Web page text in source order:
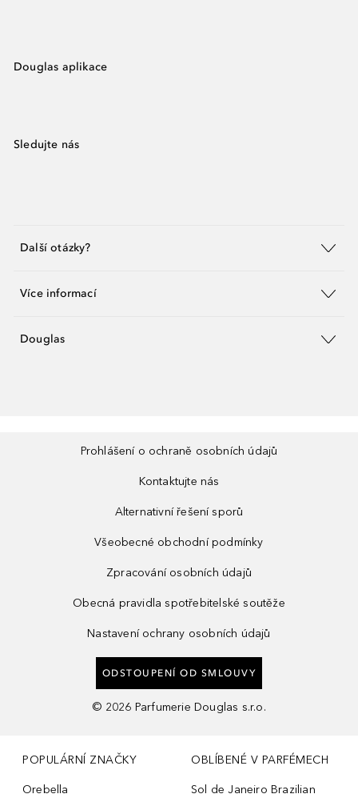
Douglas aplikace
Sledujte nás
Další otázky?
Více informací
Douglas
Prohlášení o ochraně osobních údajů
Kontaktujte nás
Alternativní řešení sporů
Všeobecné obchodní podmínky
Zpracování osobních údajů
Obecná pravidla spotřebitelské soutěže
Nastavení ochrany osobních údajů
ODSTOUPENÍ OD SMLOUVY
© 2026 Parfumerie Douglas s.r.o.
POPULÁRNÍ ZNAČKY
Orebella
OBLÍBENÉ V PARFÉMECH
Sol de Janeiro Brazilian